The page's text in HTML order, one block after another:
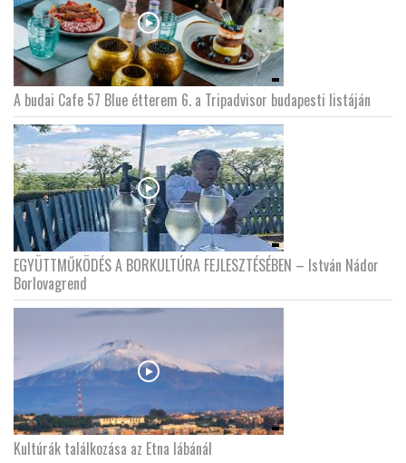
A budai Cafe 57 Blue étterem 6. a Tripadvisor budapesti listáján
EGYÜTTMŰKÖDÉS A BORKULTÚRA FEJLESZTÉSÉBEN – István Nádor
Borlovagrend
Kultúrák találkozása az Etna lábánál